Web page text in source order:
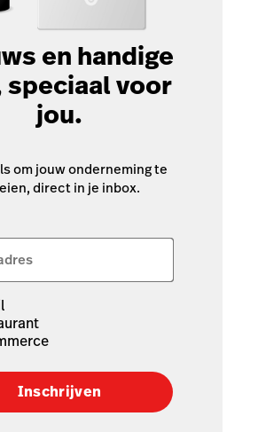
en handige
voor
jou.
om jouw onderneming te
direct in je inbox.
Inschrijven